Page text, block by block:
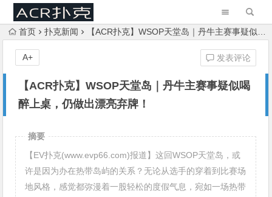
首页 扑克新闻 【ACR扑克】WSOP天堂岛｜丹牛主赛事疑似喝醉上桌，仍做出漂亮弃牌！
【ACR扑克】WSOP天堂岛｜丹牛主赛事疑似喝
醉上桌，仍做出漂亮弃牌！
发表评论
A+
摘要
【EV扑克(www.evp66.com)报道】这回WSOP天堂岛，或
许是因为办在热带岛屿的关系？无论从选手的穿着到比赛场
地风格，感觉都弥漫着一股轻松的度假气息，宛如一场热带